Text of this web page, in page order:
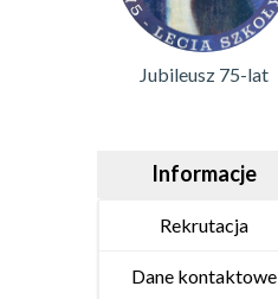
Jubileusz 75-lat
Informacje
Rekrutacja
Dane kontaktowe